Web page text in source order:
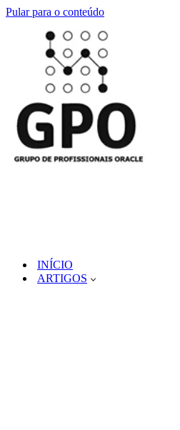
Pular para o conteúdo
INÍCIO
ARTIGOS